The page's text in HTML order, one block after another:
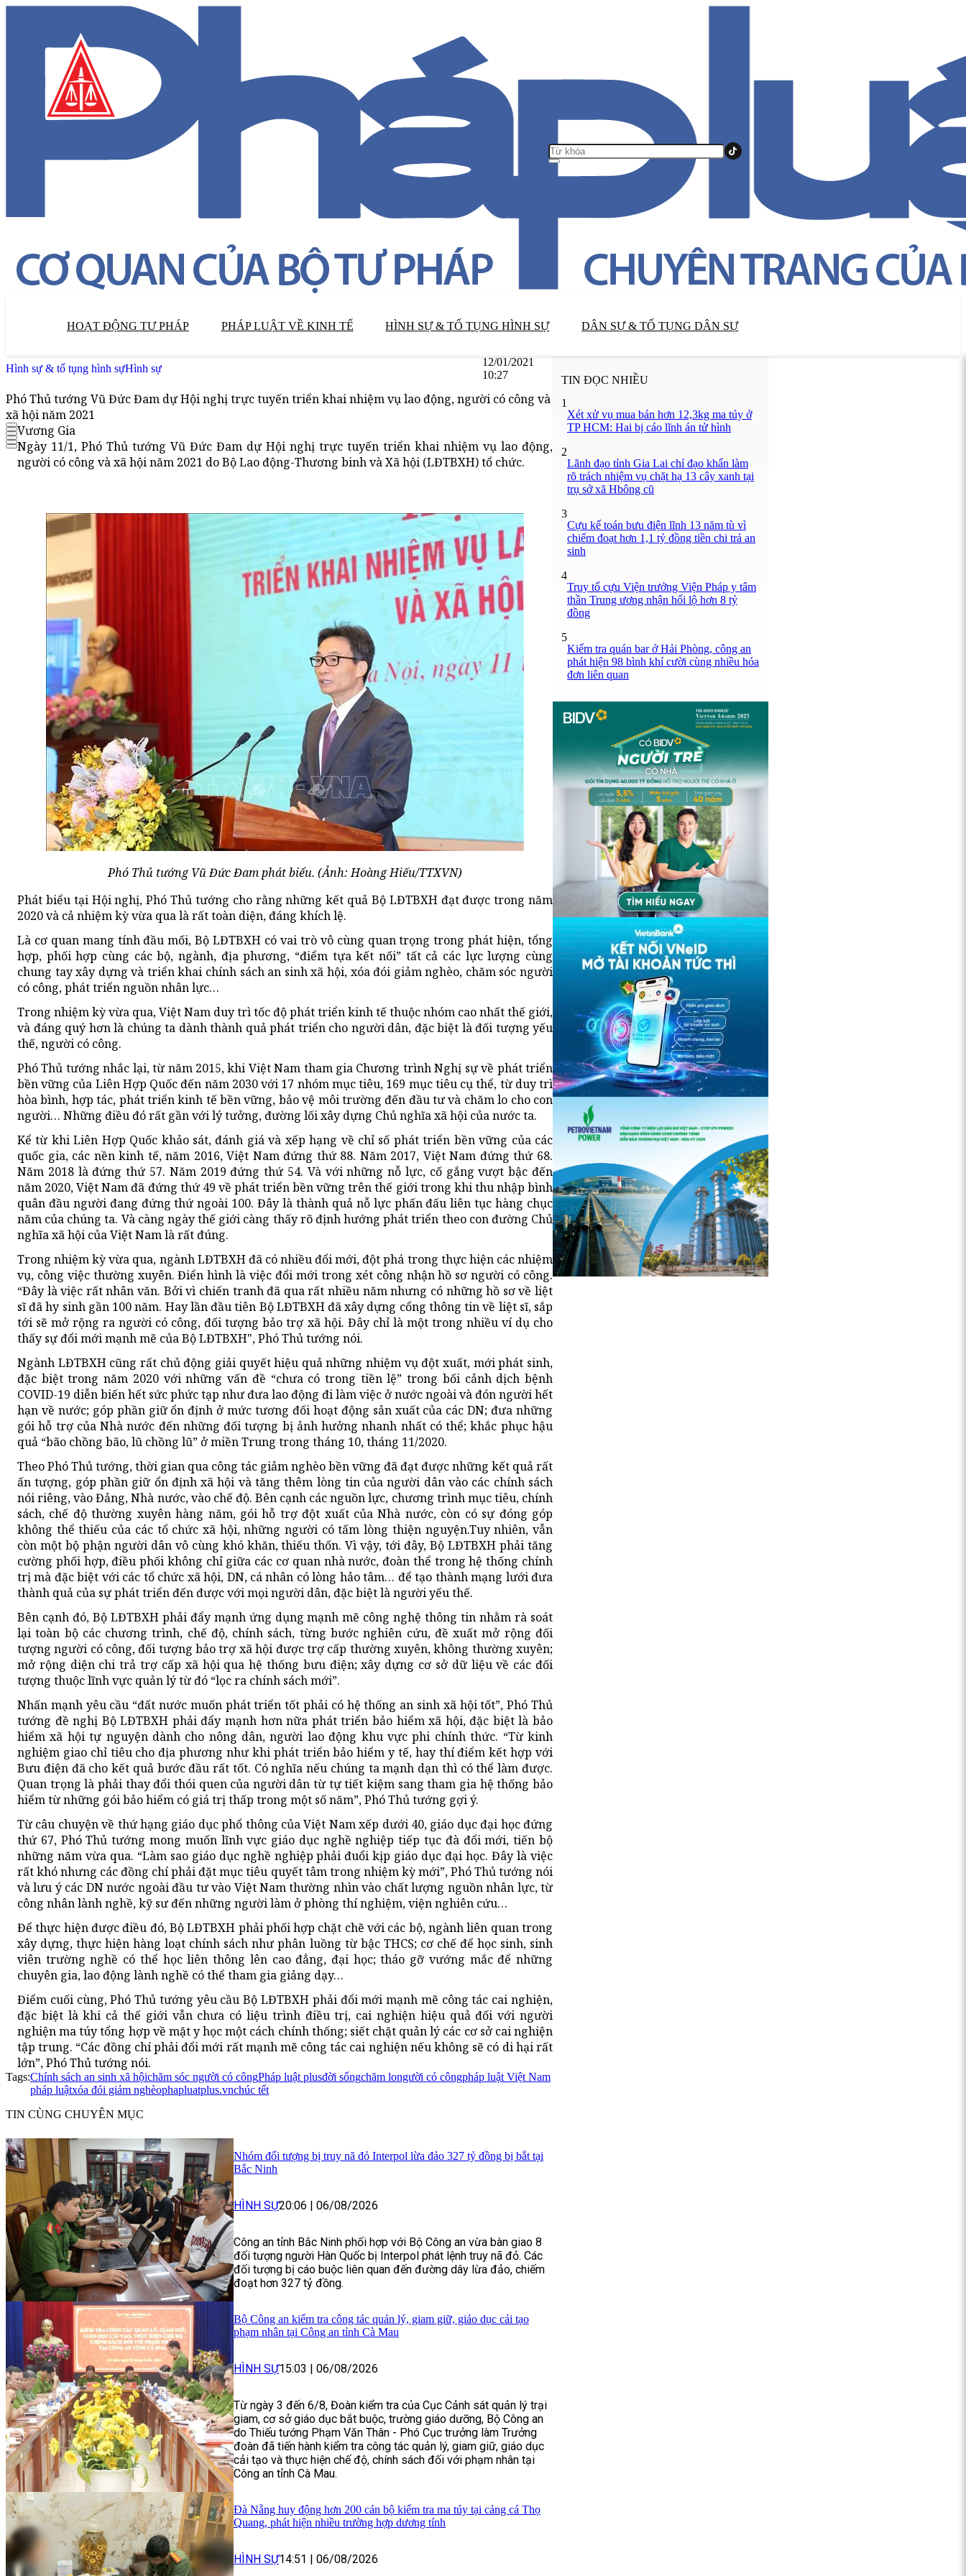
HOẠT ĐỘNG TƯ PHÁP PHÁP LUẬT VỀ KINH TẾ HÌNH SỰ & TỐ TỤNG HÌNH SỰ DÂN SỰ & TỐ TỤNG DÂN SỰ
Hình sự & tố tụng hình sựHình sự
12/01/2021
10:27
Phó Thủ tướng Vũ Đức Đam dự Hội nghị trực tuyến triển khai nhiệm vụ lao động, người có công và
xã hội năm 2021
Vương Gia
Ngày 11/1, Phó Thủ tướng Vũ Đức Đam dự Hội nghị trực tuyến triển khai nhiệm vụ lao động,
người có công và xã hội năm 2021 do Bộ Lao động-Thương binh và Xã hội (LĐTBXH) tổ chức.
Phó Thủ tướng Vũ Đức Đam phát biểu. (Ảnh: Hoàng Hiếu/TTXVN)
Phát biểu tại Hội nghị, Phó Thủ tướng cho rằng những kết quả Bộ LĐTBXH đạt được trong năm
2020 và cả nhiệm kỳ vừa qua là rất toàn diện, đáng khích lệ.
Là cơ quan mang tính đầu mối, Bộ LĐTBXH có vai trò vô cùng quan trọng trong phát hiện, tổng
hợp, phối hợp cùng các bộ, ngành, địa phương, “điểm tựa kết nối” tất cả các lực lượng cùng
chung tay xây dựng và triển khai chính sách an sinh xã hội, xóa đói giảm nghèo, chăm sóc người
có công, phát triển nguồn nhân lực…
Trong nhiệm kỳ vừa qua, Việt Nam duy trì tốc độ phát triển kinh tế thuộc nhóm cao nhất thế giới,
và đáng quý hơn là chúng ta dành thành quả phát triển cho người dân, đặc biệt là đối tượng yếu
thế, người có công.
Phó Thủ tướng nhắc lại, từ năm 2015, khi Việt Nam tham gia Chương trình Nghị sự về phát triển
bền vững của Liên Hợp Quốc đến năm 2030 với 17 nhóm mục tiêu, 169 mục tiêu cụ thể, từ duy trì
hòa bình, hợp tác, phát triển kinh tế bền vững, bảo vệ môi trường đến đầu tư và chăm lo cho con
người… Những điều đó rất gần với lý tưởng, đường lối xây dựng Chủ nghĩa xã hội của nước ta.
Kể từ khi Liên Hợp Quốc khảo sát, đánh giá và xếp hạng về chỉ số phát triển bền vững của các
quốc gia, các nền kinh tế, năm 2016, Việt Nam đứng thứ 88. Năm 2017, Việt Nam đứng thứ 68.
Năm 2018 là đứng thứ 57. Năm 2019 đứng thứ 54. Và với những nỗ lực, cố gắng vượt bậc đến
năm 2020, Việt Nam đã đứng thứ 49 về phát triển bền vững trên thế giới trong khi thu nhập bình
quân đầu người đang đứng thứ ngoài 100. Đây là thành quả nỗ lực phấn đấu liên tục hàng chục
năm của chúng ta. Và càng ngày thế giới càng thấy rõ định hướng phát triển theo con đường Chủ
nghĩa xã hội của Việt Nam là rất đúng.
Trong nhiệm kỳ vừa qua, ngành LĐTBXH đã có nhiều đổi mới, đột phá trong thực hiện các nhiệm
vụ, công việc thường xuyên. Điển hình là việc đổi mới trong xét công nhận hồ sơ người có công.
“Đây là việc rất nhân văn. Bởi vì chiến tranh đã qua rất nhiều năm nhưng có những hồ sơ về liệt
sĩ đã hy sinh gần 100 năm. Hay lần đầu tiên Bộ LĐTBXH đã xây dựng cổng thông tin về liệt sĩ, sắp
tới sẽ mở rộng ra người có công, đối tượng bảo trợ xã hội. Đây chỉ là một trong nhiều ví dụ cho
thấy sự đổi mới mạnh mẽ của Bộ LĐTBXH", Phó Thủ tướng nói.
Ngành LĐTBXH cũng rất chủ động giải quyết hiệu quả những nhiệm vụ đột xuất, mới phát sinh,
đặc biệt trong năm 2020 với những vấn đề “chưa có trong tiền lệ” trong bối cảnh dịch bệnh
COVID-19 diễn biến hết sức phức tạp như đưa lao động đi làm việc ở nước ngoài và đón người hết
hạn về nước; góp phần giữ ổn định ở mức tương đối hoạt động sản xuất của các DN; đưa những
gói hỗ trợ của Nhà nước đến những đối tượng bị ảnh hưởng nhanh nhất có thể; khắc phục hậu
quả “bão chồng bão, lũ chồng lũ” ở miền Trung trong tháng 10, tháng 11/2020.
Theo Phó Thủ tướng, thời gian qua công tác giảm nghèo bền vững đã đạt được những kết quả rất
ấn tượng, góp phần giữ ổn định xã hội và tăng thêm lòng tin của người dân vào các chính sách
nói riêng, vào Đảng, Nhà nước, vào chế độ. Bên cạnh các nguồn lực, chương trình mục tiêu, chính
sách, chế độ thường xuyên hàng năm, gói hỗ trợ đột xuất của Nhà nước, còn có sự đóng góp
không thể thiếu của các tổ chức xã hội, những người có tấm lòng thiện nguyện.Tuy nhiên, vẫn
còn một bộ phận người dân vô cùng khó khăn, thiếu thốn. Vì vậy, tới đây, Bộ LĐTBXH phải tăng
cường phối hợp, điều phối không chỉ giữa các cơ quan nhà nước, đoàn thể trong hệ thống chính
trị mà đặc biệt với các tổ chức xã hội, DN, cá nhân có lòng hảo tâm… để tạo thành mạng lưới đưa
thành quả của sự phát triển đến được với mọi người dân, đặc biệt là người yếu thế.
Bên cạnh đó, Bộ LĐTBXH phải đẩy mạnh ứng dụng mạnh mẽ công nghệ thông tin nhằm rà soát
lại toàn bộ các chương trình, chế độ, chính sách, từng bước nghiên cứu, đề xuất mở rộng đối
tượng người có công, đối tượng bảo trợ xã hội được trợ cấp thường xuyên, không thường xuyên;
mở rộng diện chi trả trợ cấp xã hội qua hệ thống bưu điện; xây dựng cơ sở dữ liệu về các đối
tượng thuộc lĩnh vực quản lý từ đó “lọc ra chính sách mới”.
Nhấn mạnh yêu cầu “đất nước muốn phát triển tốt phải có hệ thống an sinh xã hội tốt”, Phó Thủ
tướng đề nghị Bộ LĐTBXH phải đẩy mạnh hơn nữa phát triển bảo hiểm xã hội, đặc biệt là bảo
hiểm xã hội tự nguyện dành cho nông dân, người lao động khu vực phi chính thức. “Từ kinh
nghiệm giao chỉ tiêu cho địa phương như khi phát triển bảo hiểm y tế, hay thí điểm kết hợp với
Bưu điện đã cho kết quả bước đầu rất tốt. Có nghĩa nếu chúng ta mạnh dạn thì có thể làm được.
Quan trọng là phải thay đổi thói quen của người dân từ tự tiết kiệm sang tham gia hệ thống bảo
hiểm từ những gói bảo hiểm có giá trị thấp trong một số năm”, Phó Thủ tướng gợi ý.
Từ câu chuyện về thứ hạng giáo dục phổ thông của Việt Nam xếp dưới 40, giáo dục đại học đứng
thứ 67, Phó Thủ tướng mong muốn lĩnh vực giáo dục nghề nghiệp tiếp tục đà đổi mới, tiến bộ
những năm vừa qua. “Làm sao giáo dục nghề nghiệp phải đuổi kịp giáo dục đại học. Đây là việc
rất khó nhưng các đồng chí phải đặt mục tiêu quyết tâm trong nhiệm kỳ mới”, Phó Thủ tướng nói
và lưu ý các DN nước ngoài đầu tư vào Việt Nam thường nhìn vào chất lượng nguồn nhân lực, từ
công nhân lành nghề, kỹ sư đến những người làm ở phòng thí nghiệm, viện nghiên cứu…
Để thực hiện được điều đó, Bộ LĐTBXH phải phối hợp chặt chẽ với các bộ, ngành liên quan trong
xây dựng, thực hiện hàng loạt chính sách như phân luồng từ bậc THCS; cơ chế để học sinh, sinh
viên trường nghề có thể học liên thông lên cao đẳng, đại học; tháo gỡ vướng mắc để những
chuyên gia, lao động lành nghề có thể tham gia giảng dạy…
Điểm cuối cùng, Phó Thủ tướng yêu cầu Bộ LĐTBXH phải đổi mới mạnh mẽ công tác cai nghiện,
đặc biệt là khi cả thế giới vẫn chưa có liệu trình điều trị, cai nghiện hiệu quả đối với người
nghiện ma túy tổng hợp về mặt y học một cách chính thống; siết chặt quản lý các cơ sở cai nghiện
tập trung. “Các đồng chí phải đổi mới rất mạnh mẽ công tác cai nghiện nếu không sẽ có di hại rất
lớn”, Phó Thủ tướng nói.
Tags:Chính sách an sinh xã hộichăm sóc người có côngPháp luật plusđời sốngchăm longười có côngpháp luật Việt Nam
pháp luậtxóa đói giảm nghèophapluatplus.vnchúc tết
TIN CÙNG CHUYÊN MỤC
Nhóm đối tượng bị truy nã đỏ Interpol lừa đảo 327 tỷ đồng bị bắt tại
Bắc Ninh
HÌNH SỰ20:06 | 06/08/2026
Công an tỉnh Bắc Ninh phối hợp với Bộ Công an vừa bàn giao 8
đối tượng người Hàn Quốc bị Interpol phát lệnh truy nã đỏ. Các
đối tượng bị cáo buộc liên quan đến đường dây lừa đảo, chiếm
đoạt hơn 327 tỷ đồng.
Bộ Công an kiểm tra công tác quản lý, giam giữ, giáo dục cải tạo
phạm nhân tại Công an tỉnh Cà Mau
HÌNH SỰ15:03 | 06/08/2026
Từ ngày 3 đến 6/8, Đoàn kiểm tra của Cục Cảnh sát quản lý trại
giam, cơ sở giáo dục bắt buộc, trường giáo dưỡng, Bộ Công an
do Thiếu tướng Phạm Văn Thân - Phó Cục trưởng làm Trưởng
đoàn đã tiến hành kiểm tra công tác quản lý, giam giữ, giáo dục
cải tạo và thực hiện chế độ, chính sách đối với phạm nhân tại
Công an tỉnh Cà Mau.
Đà Nẵng huy động hơn 200 cán bộ kiểm tra ma túy tại cảng cá Thọ
Quang, phát hiện nhiều trường hợp dương tính
HÌNH SỰ14:51 | 06/08/2026
TIN ĐỌC NHIỀU
1
Xét xử vụ mua bán hơn 12,3kg ma túy ở
TP HCM: Hai bị cáo lĩnh án tử hình
2
Lãnh đạo tỉnh Gia Lai chỉ đạo khẩn làm
rõ trách nhiệm vụ chặt hạ 13 cây xanh tại
trụ sở xã Hbông cũ
3
Cựu kế toán bưu điện lĩnh 13 năm tù vì
chiếm đoạt hơn 1,1 tỷ đồng tiền chi trả an
sinh
4
Truy tố cựu Viện trưởng Viện Pháp y tâm
thần Trung ương nhận hối lộ hơn 8 tỷ
đồng
5
Kiểm tra quán bar ở Hải Phòng, công an
phát hiện 98 bình khí cười cùng nhiều hóa
đơn liên quan